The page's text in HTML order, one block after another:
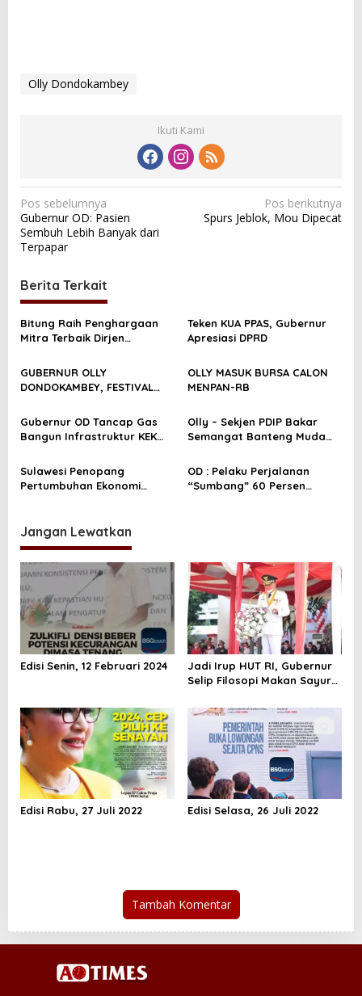
Olly Dondokambey
Ikuti Kami
N
a
v
g
a
s
p
s
Pos sebelumnya
Gubernur OD: Pasien
Sembuh Lebih Banyak dari
Terpapar
Pos berikutnya
Spurs Jeblok, Mou Dipecat
Berita Terkait
Bitung Raih Penghargaan
Mitra Terbaik Dirjen
Teken KUA PPAS, Gubernur
Apresiasi DPRD
GUBERNUR OLLY
DONDOKAMBEY, FESTIVAL
BALIK KEBANGKITAN
PARIWISATA SULUT
OLLY MASUK BURSA CALON
MENPAN-RB
Gubernur OD Tancap Gas
Bangun Infrastruktur KEK
Olly – Sekjen PDIP Bakar
Semangat Banteng Muda
Sulawesi Penopang
Pertumbuhan Ekonomi
OD : Pelaku Perjalanan
“Sumbang” 60 Persen
Jangan Lewatkan
Edisi Senin, 12 Februari 2024
Jadi Irup HUT RI, Gubernur
Selip Filosopi Makan Sayur
Edisi Rabu, 27 Juli 2022 Edisi Selasa, 26 Juli 2022
Tambah Komentar